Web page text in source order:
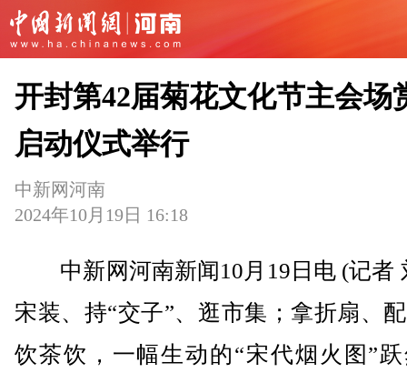
开封第42届菊花文化节主会场
启动仪式举行
中新网河南
2024年10月19日 16:18
中新网河南新闻10月19日电 (记者
宋装、持“交子”、逛市集；拿折扇、
饮茶饮，一幅生动的“宋代烟火图”